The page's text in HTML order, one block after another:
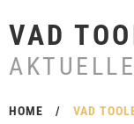
VAD
HOME / VAD